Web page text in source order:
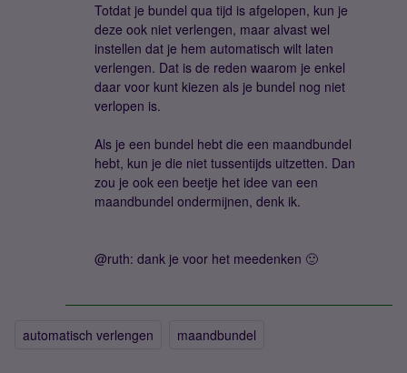
Totdat je bundel qua tijd is afgelopen, kun je
deze ook niet verlengen, maar alvast wel
instellen dat je hem automatisch wilt laten
verlengen. Dat is de reden waarom je enkel
daar voor kunt kiezen als je bundel nog niet
verlopen is.
Als je een bundel hebt die een maandbundel
hebt, kun je die niet tussentijds uitzetten. Dan
zou je ook een beetje het idee van een
maandbundel ondermijnen, denk ik.
@ruth: dank je voor het meedenken 🙂
automatisch verlengen maandbundel